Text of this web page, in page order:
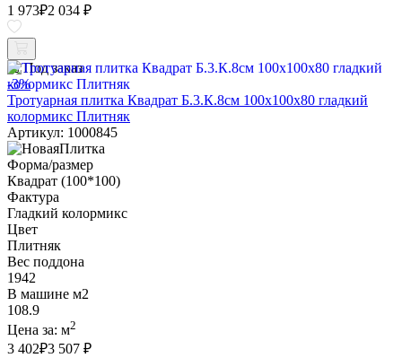
1 973₽2 034 ₽
Под заказ
-3%
Тротуарная плитка Квадрат Б.3.К.8см 100х100х80 гладкий
колормикс Плитняк
Артикул: 1000845
Форма/размер
Квадрат (100*100)
Фактура
Гладкий колормикс
Цвет
Плитняк
Вес поддона
1942
В машине м2
108.9
Цена за: м2
3 402₽3 507 ₽